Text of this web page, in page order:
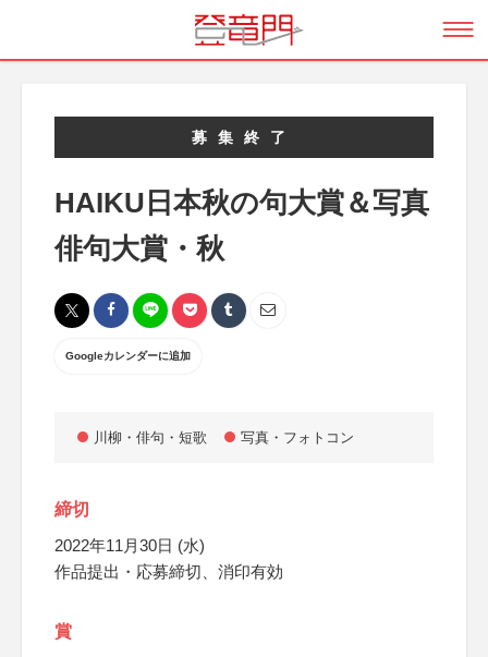
募集終了
HAIKU日本秋の句大賞＆写真
俳句大賞・秋
Googleカレンダーに追加
川柳・俳句・短歌 写真・フォトコン
締切
2022年11月30日 (水)
作品提出・応募締切、消印有効
賞